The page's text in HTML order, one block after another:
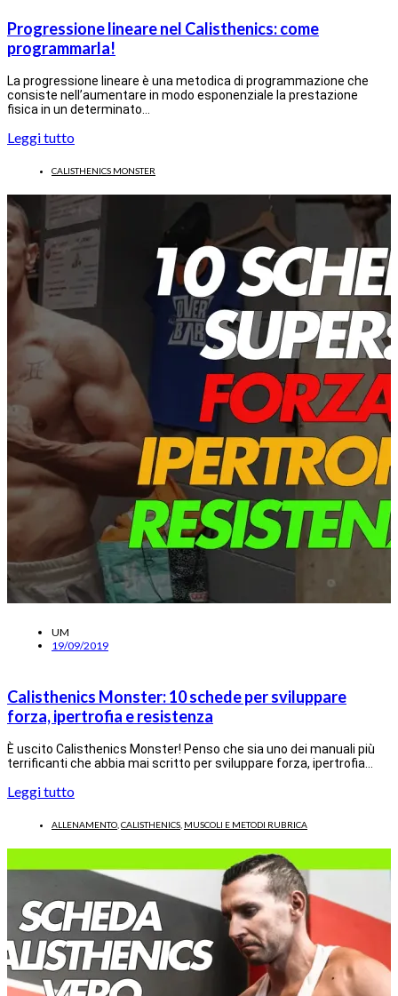
Progressione lineare nel Calisthenics: come
programmarla!
La progressione lineare è una metodica di programmazione che
consiste nell’aumentare in modo esponenziale la prestazione
fisica in un determinato…
Leggi tutto
CALISTHENICS MONSTER
UM
19/09/2019
Calisthenics Monster: 10 schede per sviluppare
forza, ipertrofia e resistenza
È uscito Calisthenics Monster! Penso che sia uno dei manuali più
terrificanti che abbia mai scritto per sviluppare forza, ipertrofia…
Leggi tutto
ALLENAMENTO CALISTHENICS MUSCOLI E METODI RUBRICA